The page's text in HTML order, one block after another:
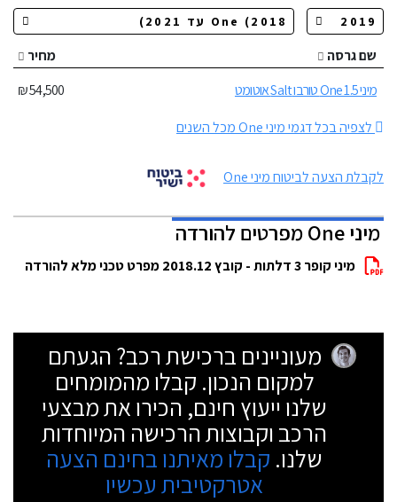
שם גרסה
מחיר
מיני One 1.5 טורבו Salt אוטומט
54,500 ₪
לצפיה בכל דגמי מיני One מכל השנים
לקבלת הצעה לביטוח מיני One
מיני One מפרטים להורדה
מיני קופר 3 דלתות - קובץ 2018.12 מפרט טכני מלא להורדה
מעוניינים ברכישת רכב? הגעתם
למקום הנכון. קבלו מהמומחים
שלנו ייעוץ חינם, הכירו את מבצעי
הרכב וקבוצות הרכישה המיוחדות
שלנו. קבלו מאיתנו בחינם הצעה
אטרקטיבית עכשיו